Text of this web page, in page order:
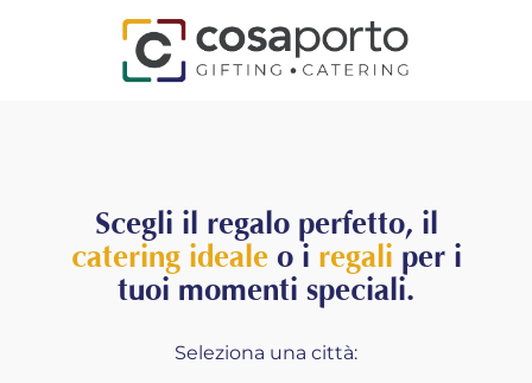
Scegli il regalo perfetto, il
catering idealeo i regali per i
tuoi momenti speciali.
Seleziona una città: